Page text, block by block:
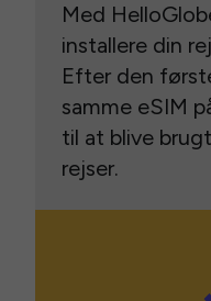
Med
installere din
Efter den
samme eSIM
til at blive
rejser.